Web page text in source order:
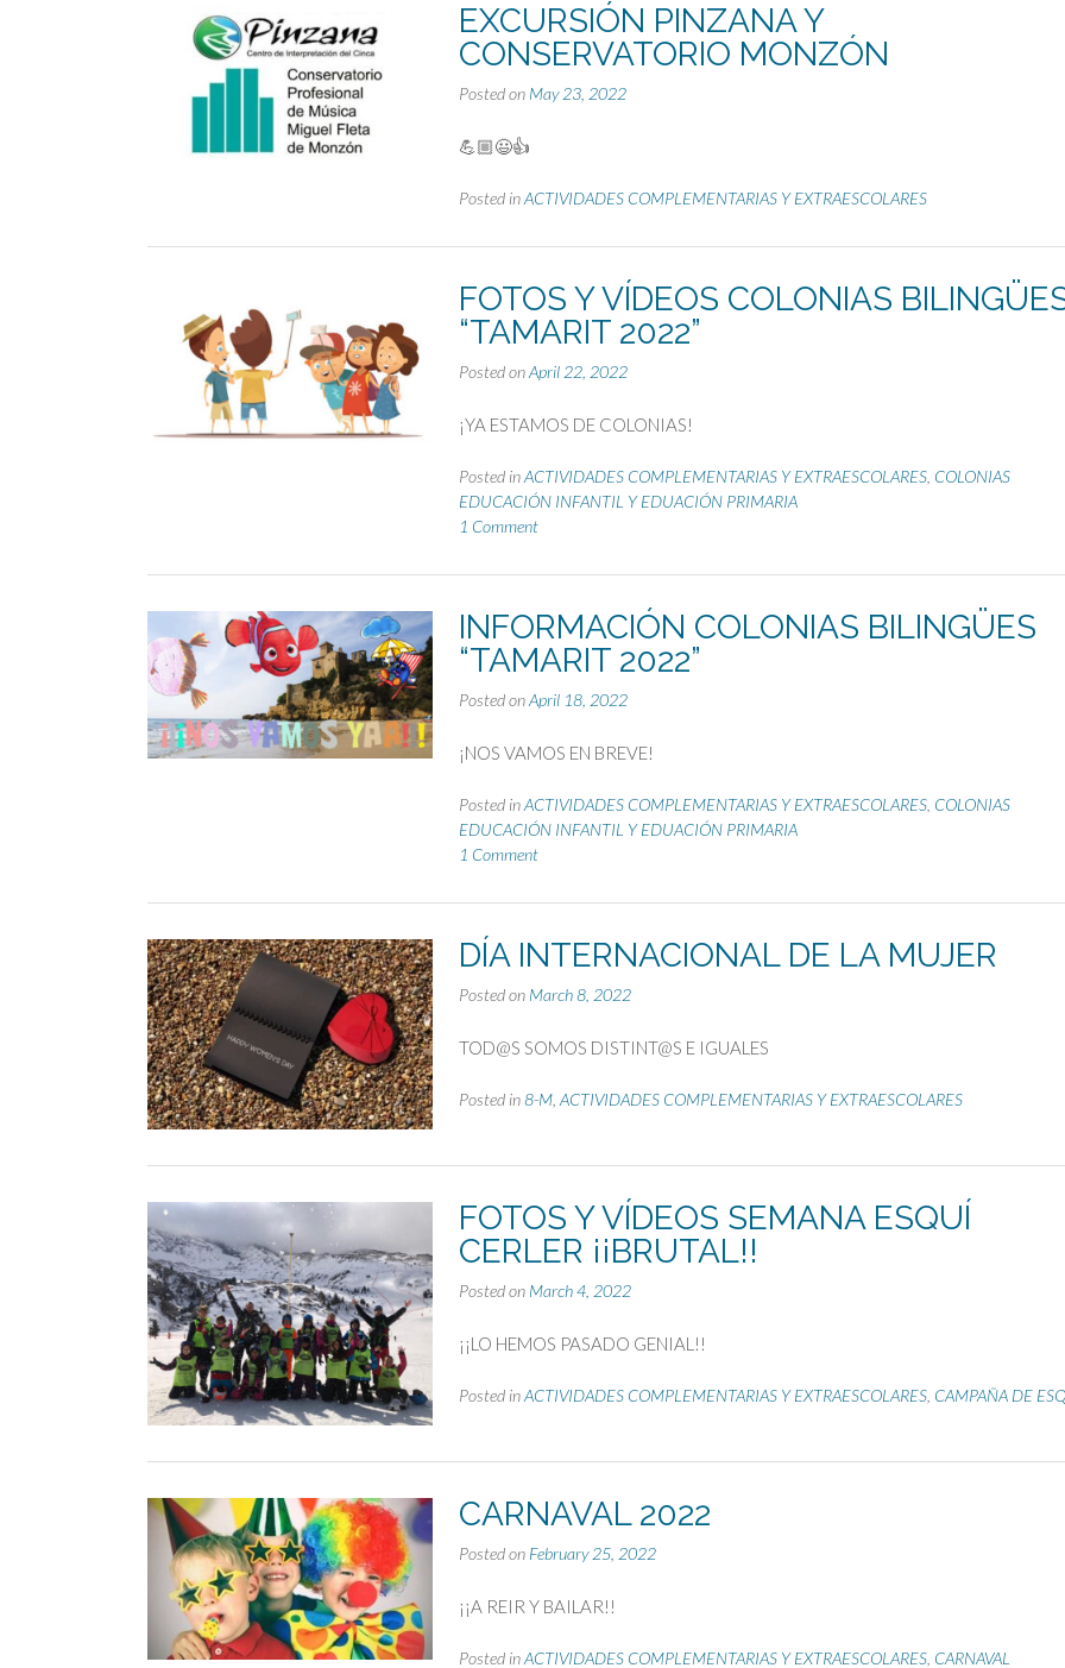
EXCURSIÓN PINZANA Y
CONSERVATORIO MONZÓN
Posted on May 23, 2022
💪🏼😃👍
Posted inACTIVIDADES COMPLEMENTARIAS Y EXTRAESCOLARES
FOTOS Y VÍDEOS COLONIAS
“TAMARIT 2022”
Posted onApril 22, 2022
¡YA ESTAMOS DE COLONIAS!
Posted inACTIVIDADES COMPLEMENTARIAS Y EXTRAESCOLARES, COLONIAS
EDUCACIÓN INFANTIL Y EDUACIÓN PRIMARIA
1 Comment
INFORMACIÓN COLONIAS BILINGÜES
“TAMARIT 2022”
Posted onApril 18, 2022
¡NOS VAMOS EN BREVE!
Posted inACTIVIDADES COMPLEMENTARIAS Y EXTRAESCOLARES, COLONIAS
EDUCACIÓN INFANTIL Y EDUACIÓN PRIMARIA
1 Comment
DÍA INTERNACIONAL DE LA MUJER
Posted on March 8, 2022
TOD@S SOMOS DISTINT@S E IGUALES
Posted in8-M,ACTIVIDADES COMPLEMENTARIAS Y EXTRAESCOLARES
FOTOS Y VÍDEOS SEMANA ESQUÍ
CERLER ¡¡BRUTAL!!
Posted on March 4, 2022
¡¡LO HEMOS PASADO GENIAL!!
Posted inACTIVIDADES COMPLEMENTARIAS Y EXTRAESCOLARES, CAMPAÑA DE
CARNAVAL 2022
Posted on February 25, 2022
¡¡A REIR Y BAILAR!!
Posted inACTIVIDADES COMPLEMENTARIAS Y EXTRAESCOLARES, CARNAVAL